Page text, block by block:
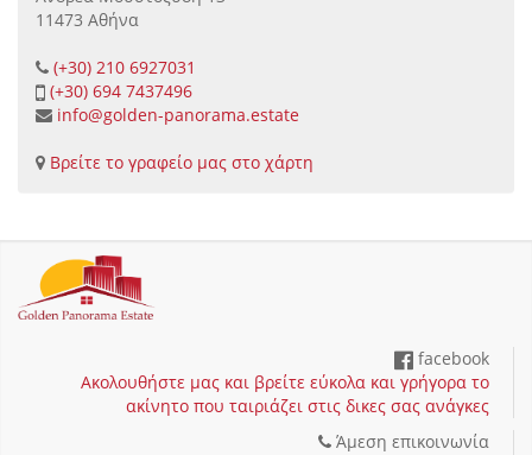
11473 Αθήνα
(+30) 210 6927031
(+30) 694 7437496
info@golden-panorama.estate
Βρείτε το γραφείο μας στο χάρτη
facebook
Ακολουθήστε μας και βρείτε εύκολα και γρήγορα το
ακίνητο που ταιριάζει στις δικες σας ανάγκες
Άμεση επικοινωνία